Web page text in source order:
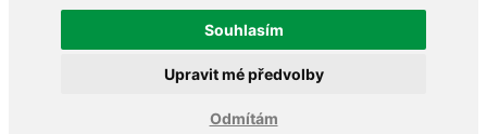
Souhlasím
Odmítám
Upravit mé předvolby